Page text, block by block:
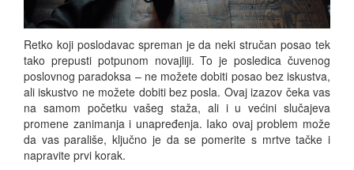
Retko koji poslodavac spreman je da neki stručan posao tek
tako prepusti potpunom novajliji. To je posledica čuvenog
poslovnog paradoksa – ne možete dobiti posao bez iskustva,
ali iskustvo ne možete dobiti bez posla. Ovaj izazov čeka vas
na samom početku vašeg staža, ali i u većini slučajeva
promene zanimanja i unapređenja. Iako ovaj problem može
da vas parališe, ključno je da se pomerite s mrtve tačke i
napravite prvi korak.